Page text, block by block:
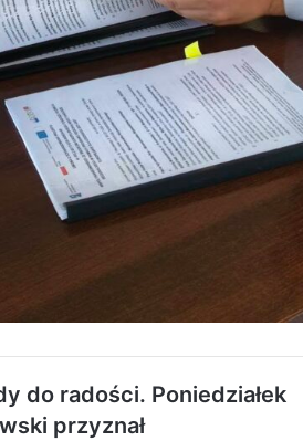
do radości. Poniedziałek
przyznał